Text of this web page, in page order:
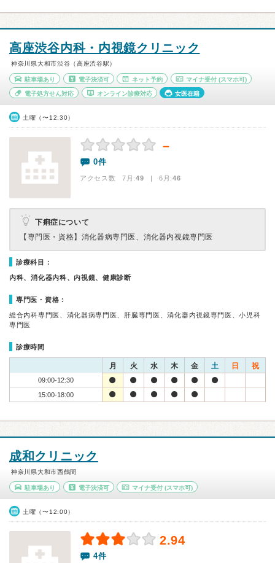
高座渋谷内科・内視鏡クリニック
神奈川県大和市渋谷（高座渋谷駅）
駐車場あり 電子決済可 ネット予約 マイナ受付 (スマホ可)
電子処方せん対応 オンライン診療対応 女医在籍
土曜（〜12:30）
－
0件
アクセス数 7月:49 | 6月:46
下痢症について
【専門医・資格】 消化器病専門医、消化器内視鏡専門医
診療科目：
内科、消化器内科、内視鏡、健康診断
専門医・資格：
総合内科専門医、消化器病専門医、肝臓専門医、消化器内視鏡専門医、小児科
専門医
診療時間
月 火 水 木 金 土 日 祝
09:00-12:30
15:00-18:00
成和クリニック
神奈川県大和市西鶴間
駐車場あり 電子決済可 マイナ受付 (スマホ可)
土曜（〜12:00）
2.94
4件